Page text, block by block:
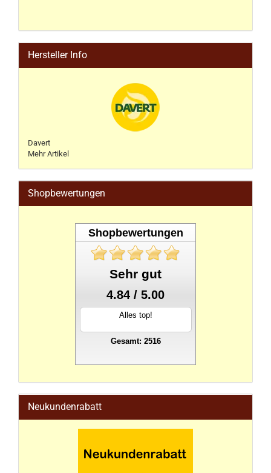
Hersteller Info
Davert
Mehr Artikel
Shopbewertungen
Shopbewertungen
Sehr gut
4.84 / 5.00
Alles top!
Gesamt: 2516
Neukundenrabatt